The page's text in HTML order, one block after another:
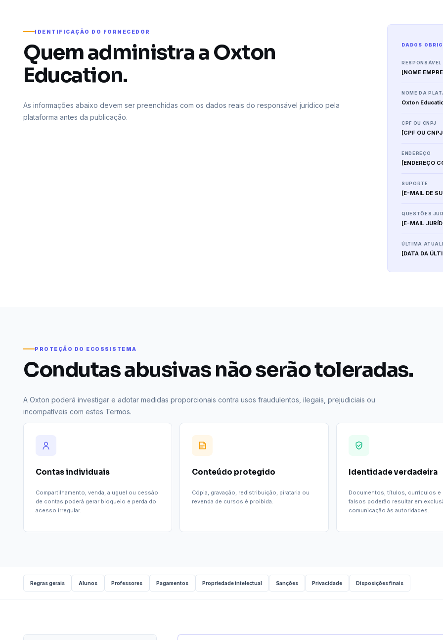
IDENTIFICAÇÃO DO FORNECEDOR
Quem administra a Oxton
Education.
As informações abaixo devem ser preenchidas com os dados reais do responsável jurídico pela
plataforma antes da publicação.
DADOS
RESPONSÁVEL
[NOME
NOME DA
Oxton
CPF OU CNPJ
[CPF OU CNPJ]
ENDEREÇO
[ENDEREÇO
SUPORTE
[E-MAIL DE
QUESTÕES
[E-MAIL
ÚLTIMA
[DATA DA
PROTEÇÃO DO ECOSSISTEMA
Condutas abusivas não serão toleradas.
A Oxton poderá investigar e adotar medidas proporcionais contra usos fraudulentos, ilegais, prejudiciais ou
incompatíveis com estes Termos.
Contas individuais
Compartilhamento, venda, aluguel ou cessão
de contas poderá gerar bloqueio e perda do
acesso irregular.
Conteúdo protegido
Cópia, gravação, redistribuição, pirataria ou
revenda de cursos é proibida.
Identidade verdadeira
Documentos, títulos, currículos e
falsos poderão resultar em
comunicação às autoridades.
Regras gerais Alunos Professores Pagamentos Propriedade intelectual Sanções Privacidade Disposições finais